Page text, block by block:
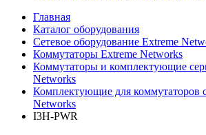
Главная
Каталог оборудования
Сетевое оборудование Extreme
Коммутаторы Extreme Networks
Коммутаторы и комплектующие
Networks
Комплектующие для коммутаторов
Networks
I3H-PWR